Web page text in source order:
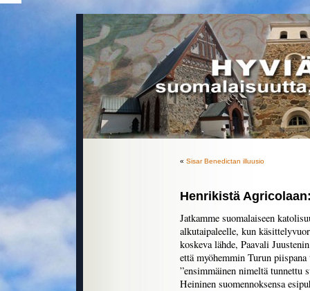
« Sisar Benedictan illuusio
Henrikistä
Jatkamme suomalaiseen
alkutaipaleelle, kun
koskeva lähde, Paavali
että myöhemmin Turun
”ensimmäinen nimeltä tunnettu
Heininen suomennoksensa